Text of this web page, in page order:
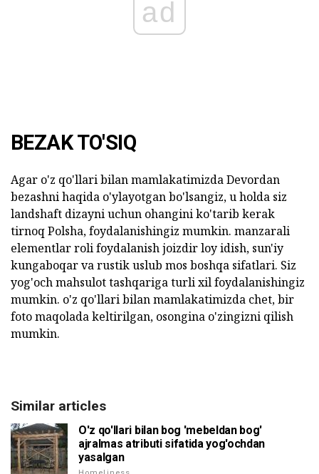
ad
BEZAK TO'SIQ
Agar o'z qo'llari bilan mamlakatimizda Devordan
bezashni haqida o'ylayotgan bo'lsangiz, u holda siz
landshaft dizayni uchun ohangini ko'tarib kerak
tirnoq Polsha, foydalanishingiz mumkin. manzarali
elementlar roli foydalanish joizdir loy idish, sun'iy
kungaboqar va rustik uslub mos boshqa sifatlari. Siz
yog'och mahsulot tashqariga turli xil foydalanishingiz
mumkin. o'z qo'llari bilan mamlakatimizda chet, bir
foto maqolada keltirilgan, osongina o'zingizni qilish
mumkin.
Similar articles
O'z qo'llari bilan bog 'mebeldan bog'
ajralmas atributi sifatida yog'ochdan
yasalgan